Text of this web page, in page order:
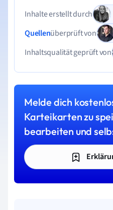
Inhalte erstellt durch
Quellenüberprüft von
Inhaltsqualität geprüft von
Melde dich
Karteikarten zu
bearbeiten und